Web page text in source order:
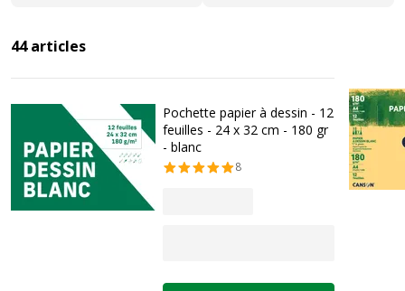
44 articles
Pochette papier à dessin - 12
feuilles - 24 x 32 cm - 180 gr
- blanc
8